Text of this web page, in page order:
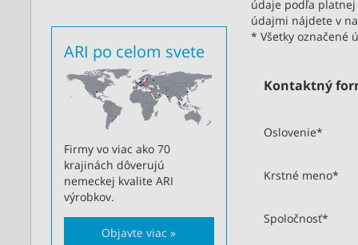
údaje podľa
údajmi nájdete v
* Všetky označené
Kontaktný
Oslovenie*
Krstné meno*
Spoločnosť*
ARI po celom svete
Firmy vo viac ako 70
krajinách dôverujú
nemeckej kvalite ARI
výrobkov.
Objavte viac »